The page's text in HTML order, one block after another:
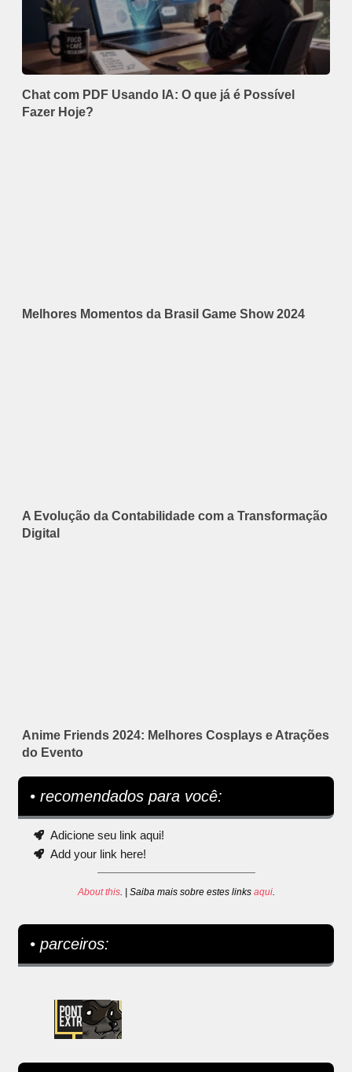
Chat com PDF Usando IA: O que já é Possível
Fazer Hoje?
Melhores Momentos da Brasil Game Show 2024
A Evolução da Contabilidade com a Transformação
Digital
Anime Friends 2024: Melhores Cosplays e Atrações
do Evento
• recomendados para você:
Adicione seu link aqui!
Add your link here!
About this. | Saiba mais sobre estes links aqui.
• parceiros: